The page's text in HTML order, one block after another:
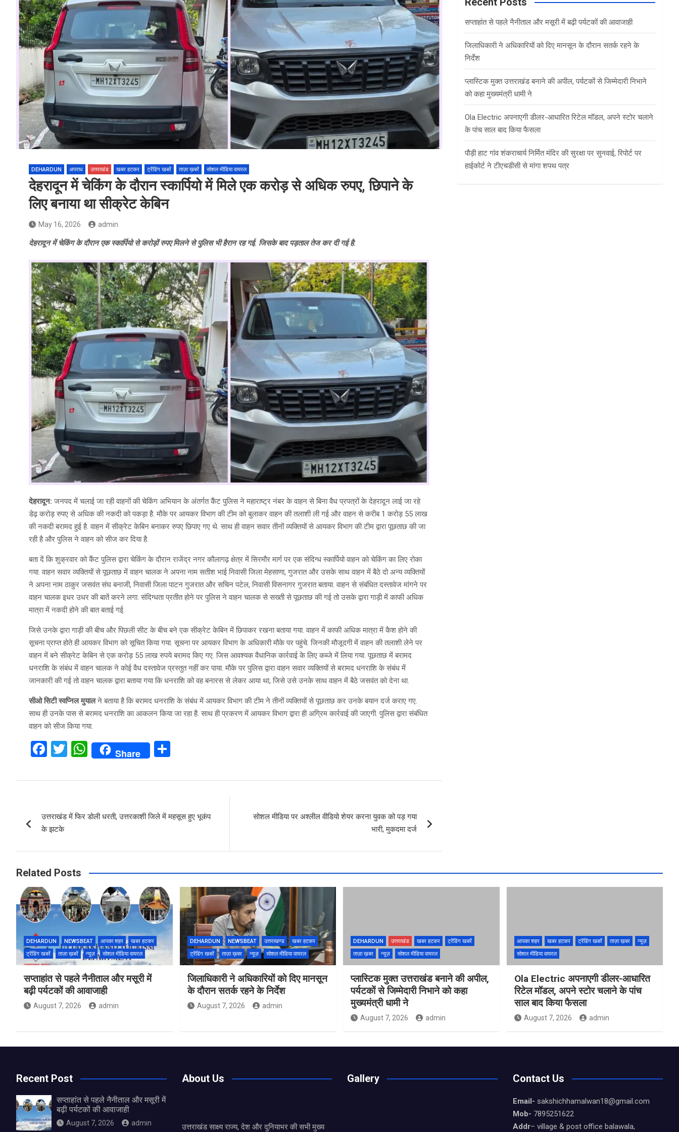
DEHARDUN अपराध उत्तराखंड खबर हटकर ट्रेंडिंग खबरें ताज़ा ख़बरें सोशल मीडिया वायरल
देहरादून में चेकिंग के दौरान स्कार्पियो में मिले एक करोड़ से अधिक रुपए, छिपाने के
लिए बनाया था सीक्रेट केबिन
May 16, 2026 admin
देहरादून में चेकिंग के दौरान एक स्कार्पियो से करोड़ों रुपए मिलने से पुलिस भी हैरान रह गई. जिसके बाद पड़ताल तेज कर दी गई है.
देहरादून:जनपद में चलाई जा रही वाहनों की चेकिंग अभियान के अंतर्गत कैंट पुलिस ने महाराष्ट्र नंबर के वाहन से बिना वैध प्रपत्रों के देहरादून लाई जा रहे
डेढ़ करोड़ रुपए से अधिक की नकदी को पकड़ा है. मौके पर आयकर विभाग की टीम को बुलाकर वाहन की तलाशी ली गई और वाहन से करीब 1 करोड़ 55 लाख
की नकदी बरामद हुई है. वाहन में सीक्रेट केबिन बनाकर रुपए छिपाए गए थे. साथ ही वाहन सवार तीनों व्यक्तियों से आयकर विभाग की टीम द्वारा पूछताछ की जा
रही है और पुलिस ने वाहन को सीज कर दिया है.
बता दें कि शुक्रवार को कैंट पुलिस द्वारा चेकिंग के दौरान राजेंद्र नगर कौलागढ़ क्षेत्र में सिरमौर मार्ग पर एक संदिग्ध स्कार्पियो वाहन को चेकिंग का लिए रोका
गया. वाहन सवार व्यक्तियों से पूछताछ में वाहन चालक ने अपना नाम सतीश भाई निवासी जिला मेहसाणा, गुजरात और उसके साथ वाहन में बैठे दो अन्य व्यक्तियों
ने अपना नाम ठाकुर जसवंत संघ बनाजी, निवासी जिला पाटन गुजरात और सचिन पटेल, निवासी विसनागर गुजरात बताया. वाहन से संबंधित दस्तावेज मांगने पर
वाहन चालक इधर उधर की बातें करने लगा. संदिग्धता प्रतीत होने पर पुलिस ने वाहन चालक से सख्ती से पूछताछ की गई तो उसके द्वारा गाड़ी में काफी अधिक
मात्रा में नकदी होने की बात बताई गई.
जिसे उनके द्वारा गाड़ी की बीच और पिछली सीट के बीच बने एक सीक्रेट केबिन में छिपाकर रखना बताया गया. वाहन में काफी अधिक मात्रा में कैश होने की
सूचना प्राप्त होते ही आयकर विभाग को सूचित किया गया. सूचना पर आयकर विभाग के अधिकारी मौके पर पहुंचे. जिनकी मौजूदगी में वाहन की तलाशी लेने पर
वाहन में बने सीक्रेट केबिन से एक करोड़ 55 लाख रुपये बरामद किए गए. जिस आवश्यक वैधानिक कार्रवाई के लिए कब्जे में लिया गया. पूछताछ में बरामद
धनराशि के संबंध में वाहन चालक ने कोई वैध दस्तावेज प्रस्तुत नहीं कर पाया. मौके पर पुलिस द्वारा वाहन सवार व्यक्तियों से बरामद धनराशि के संबंध में
जानकारी की गई तो वाहन चालक द्वारा बताया गया कि धनराशि को वह बनारस से लेकर आया था, जिसे उसे उनके साथ वाहन में बैठे जसवंत को देना था.
सीओ सिटी स्वप्निल मुयालने बताया है कि बरामद धनराशि के संबंध में आयकर विभाग की टीम ने तीनों व्यक्तियों से पूछताछ कर उनके बयान दर्ज कराए गए.
साथ ही उनके पास से बरामद धनराशि का आकलन किया जा रहा है. साथ ही प्रकरण में आयकर विभाग द्वारा ही अग्रिम कार्रवाई की जाएगी. पुलिस द्वारा संबंधित
वाहन को सीज किया गया.
F
ce
o
o
k
T
tt
W
h
at
A
p
Share
ar
navigation
उत्तराखंड में फिर डोली धरती, उत्तरकाशी जिले में महसूस हुए भूकंप
के झटके
सोशल मीडिया पर अश्लील वीडियो शेयर करना युवक को पड़ गया
भारी, मुकदमा दर्ज
सप्ताहांत से पहले नैनीताल और मसूरी में बढ़ी पर्यटकों की आवाजाही
जिलाधिकारी ने अधिकारियों को दिए मानसून के दौरान सतर्क रहने के
निर्देश
प्लास्टिक मुक्त उत्तराखंड बनाने की अपील, पर्यटकों से जिम्मेदारी निभाने
को कहा मुख्यमंत्री धामी ने
Ola Electric अपनाएगी डीलर-आधारित रिटेल मॉडल, अपने स्टोर चलाने
के पांच साल बाद किया फैसला
पौड़ी हाट गांव शंकराचार्य निर्मित मंदिर की सुरक्षा पर सुनवाई, रिपोर्ट पर
हाईकोर्ट ने टीएचडीसी से मांगा शपथ पत्र
Related Posts
DEHARDUN NEWSBEAT आपका शहर
खबर हटकर
ट्रेंडिंग खबरें
ताज़ा ख़बरें न्यूज़ सोशल मीडिया वायरल
सप्ताहांत से पहले नैनीताल और मसूरी में
बढ़ी पर्यटकों की आवाजाही
August 7, 2026 admin
DEHARDUN NEWSBEAT उत्तराखण्ड
खबर हटकर
ट्रेंडिंग खबरें
ताज़ा ख़बर न्यूज़ सोशल मीडिया वायरल
जिलाधिकारी ने अधिकारियों को दिए मानसून
के दौरान सतर्क रहने के निर्देश
August 7, 2026 admin
DEHARDUN उत्तराखंड खबर हटकर
ट्रेंडिंग खबरें
ताज़ा ख़बर
न्यूज़ सोशल मीडिया वायरल
प्लास्टिक मुक्त उत्तराखंड बनाने की अपील,
पर्यटकों से जिम्मेदारी निभाने को कहा
मुख्यमंत्री धामी ने
August 7, 2026 admin
आपका शहर खबर हटकर ट्रेंडिंग खबरें ताज़ा ख़बर
न्यूज़
सोशल मीडिया वायरल
Ola Electric अपनाएगी डीलर-आधारित
रिटेल मॉडल, अपने स्टोर चलाने के पांच
साल बाद किया फैसला
August 7, 2026 admin
Recent Post
सप्ताहांत से पहले नैनीताल और मसूरी में
बढ़ी पर्यटकों की आवाजाही
August 7, 2026 admin
About Us
उत्तराखंड साक्ष्य राज्य, देश और दुनियाभर की सभी मुख्य
Gallery Contact Us
Email- sakshichhamalwan18@gmail.com
Mob- 7895251622
Addr– village & post office balawala,